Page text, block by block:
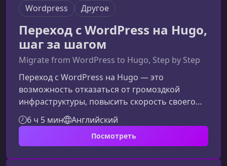
Wordpress
Другое
Переход с WordPress на Hugo,
шаг за шагом
Migrate from WordPress to Hugo, Step by Step
Переход с WordPress на Hugo — это
возможность отказаться от громоздкой
инфраструктуры, повысить скорость своего
сайта и упростить процесс разработки. В этом
материале вы узнаете, почему Hugo
становится идеальным выбором для
помогут вам безопасно и эффективно
6 ч 5 мин Английский
Посмотреть